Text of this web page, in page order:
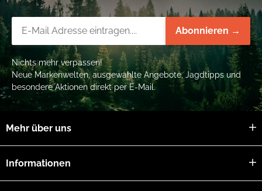
Abonnieren →
Nichts mehr verpassen!
Neue Markenwelten, ausgewählte Angebote, Jagdtipps und
besondere Aktionen direkt per E-Mail.
Mehr über uns
Informationen